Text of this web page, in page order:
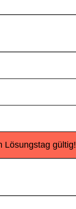
Lösungstag gültig!